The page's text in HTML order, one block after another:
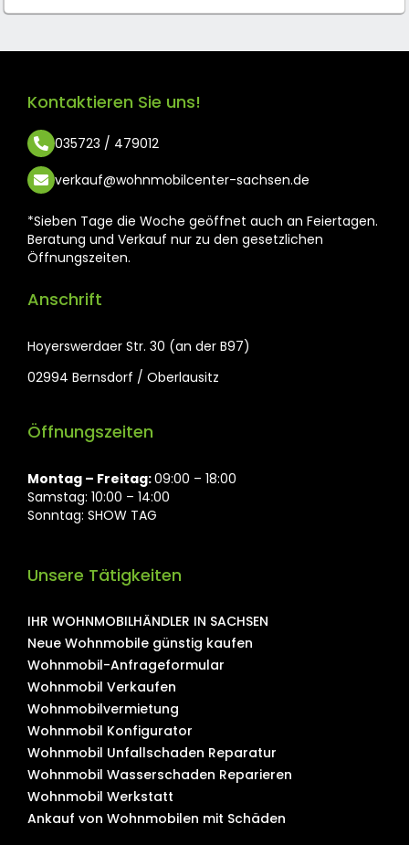
Kontaktieren Sie uns!
035723 / 479012
verkauf@wohnmobilcenter-sachsen.de
*Sieben Tage die Woche geöffnet auch an Feiertagen.
Beratung und Verkauf nur zu den gesetzlichen
Öffnungszeiten.
Anschrift
Hoyerswerdaer Str. 30 (an der B97)
02994 Bernsdorf / Oberlausitz
Öffnungszeiten
Montag ⁠– Freitag:09:00 – 18:00
Samstag: 10:00 – 14:00
Sonntag: SHOW TAG
Unsere Tätigkeiten
IHR WOHNMOBILHÄNDLER IN SACHSEN
Neue Wohnmobile günstig kaufen
Wohnmobil-Anfrageformular
Wohnmobil Verkaufen
Wohnmobilvermietung
Wohnmobil Konfigurator
Wohnmobil Unfallschaden Reparatur
Wohnmobil Wasserschaden Reparieren
Wohnmobil Werkstatt
Ankauf von Wohnmobilen mit Schäden